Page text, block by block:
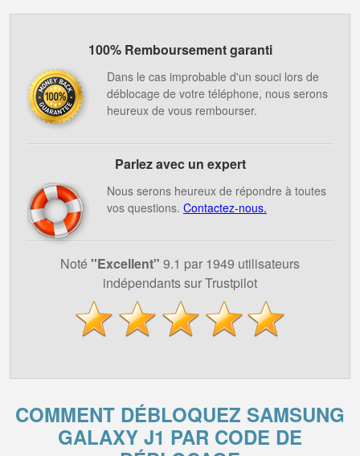
100% Remboursement garanti
Dans le cas improbable d'un souci lors de
déblocage de votre téléphone, nous serons
heureux de vous rembourser.
Parlez avec un expert
Nous serons heureux de répondre à toutes
vos questions. Contactez-nous.
Noté ''Excellent" 9.1 par 1949 utilisateurs
indépendants sur Trustpilot
COMMENT DÉBLOQUEZ SAMSUNG
GALAXY J1 PAR CODE DE